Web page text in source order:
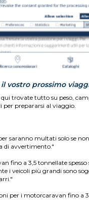
vostro prossimo
trovate tutto su peso,
prepararsi al viaggio.
saranno multati solo se
di avvertimento."
fino a 3,5 tonnellate
i veicoli più grandi sono
per i motorcaravan fino a